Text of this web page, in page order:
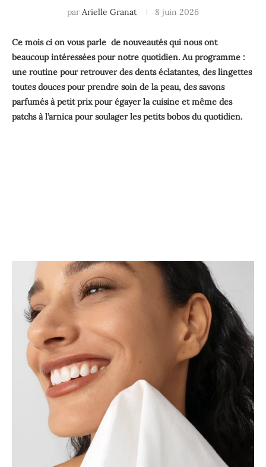
par Arielle Granat 8 juin 2026
Ce mois ci on vous parle de nouveautés qui nous ont
beaucoup intéressées pour notre quotidien. Au programme :
une routine pour retrouver des dents éclatantes, des lingettes
toutes douces pour prendre soin de la peau, des savons
parfumés à petit prix pour égayer la cuisine et même des
patchs à l’arnica pour soulager les petits bobos du quotidien.